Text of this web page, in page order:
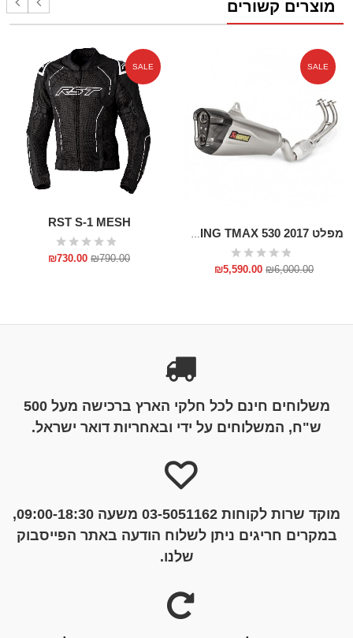
מוצרים קשורים
SALE
₪6,000.00
₪5,590.00
SALE
RST S-1 MESH
₪790.00
₪730.00
משלוחים חינם לכל חלקי הארץ ברכישה מעל 500
ש"ח, המשלוחים על ידי ובאחריות דואר ישראל.
מוקד שרות לקוחות 03-5051162 משעה 09:00-18:30,
במקרים חריגים ניתן לשלוח הודעה באתר הפייסבוק
שלנו.